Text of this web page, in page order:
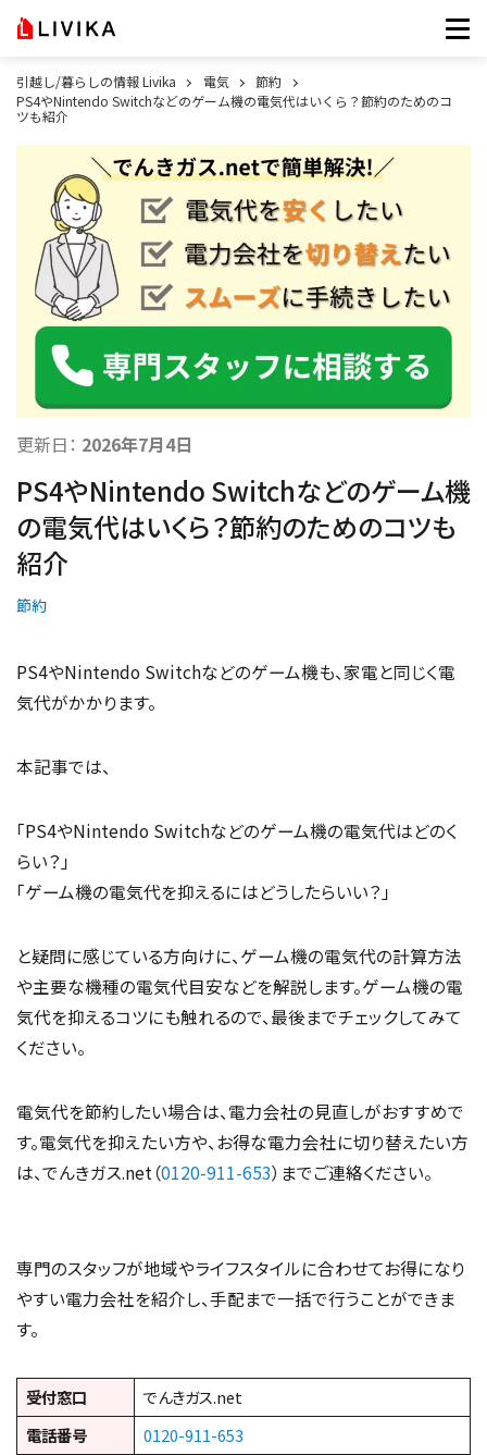
引越し/暮らしの情報 Livika 電気
節約
PS4やNintendo Switchなどのゲーム機の電気代はいくら？節約のためのコ
ツも紹介
更新日： 2026年7月4日
PS4やNintendo Switchなどのゲーム機
の電気代はいくら？節約のためのコツも
紹介
節約
PS4やNintendo Switchなどのゲーム機も、家電と同じく電
気代がかかります。
本記事では、
「PS4やNintendo Switchなどのゲーム機の電気代はどのく
らい？」
「ゲーム機の電気代を抑えるにはどうしたらいい？」
と疑問に感じている方向けに、ゲーム機の電気代の計算方法
や主要な機種の電気代目安などを解説します。ゲーム機の電
気代を抑えるコツにも触れるので、最後までチェックしてみて
ください。
電気代を節約したい場合は、電力会社の見直しがおすすめで
す。電気代を抑えたい方や、お得な電力会社に切り替えたい方
は、でんきガス.net（0120-911-653）までご連絡ください。
専門のスタッフが地域やライフスタイルに合わせてお得になり
やすい電力会社を紹介し、手配まで一括で行うことができま
す。
受付窓口
でんきガス.net
電話番号
0120-911-653